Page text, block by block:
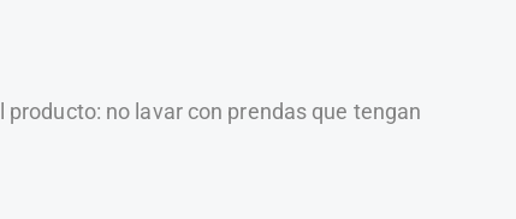
no lavar con prendas que tengan